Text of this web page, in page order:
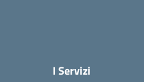
I Servizi